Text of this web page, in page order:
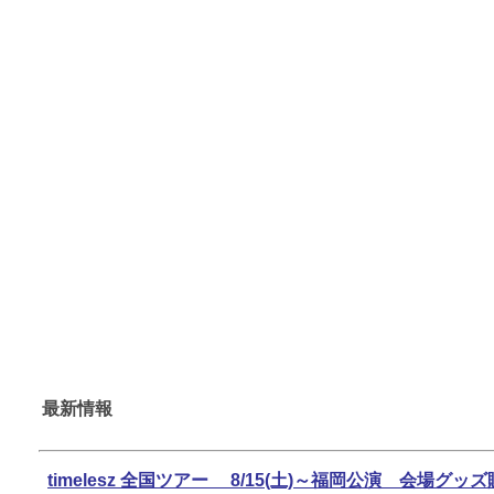
最新情報
timelesz 全国ツアー 8/15(土)～福岡公演 会場グッズ